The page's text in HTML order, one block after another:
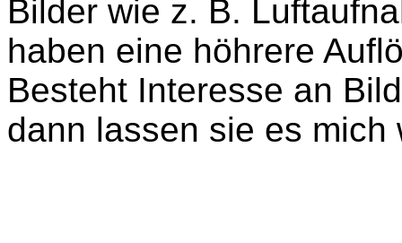
Bilder wie z. B.
haben eine höhrere
Besteht Interesse an
dann lassen sie es mich